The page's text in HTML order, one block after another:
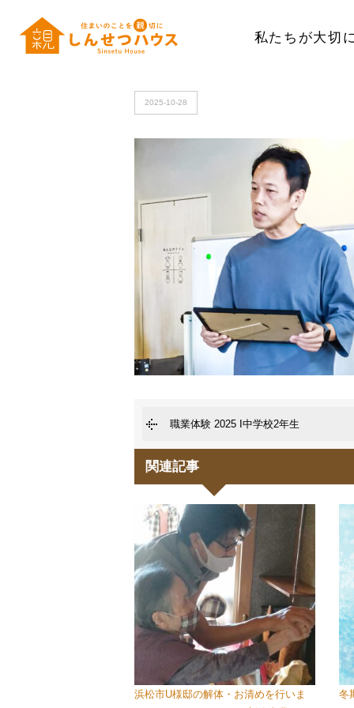
私たちが大切
HOME >dji_export_photo_20251024104541043~2_加工
2025-10-28
職業体験 2025 I中学校2年生
関連記事
浜松市U様邸の解体・お清めを行いま
冬